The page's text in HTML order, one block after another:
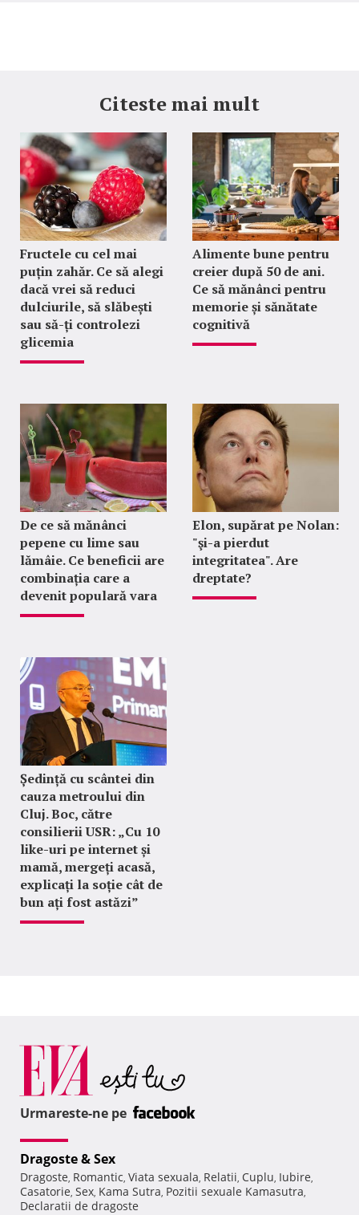
Citeste mai mult
Fructele cu cel mai
puțin zahăr. Ce să alegi
dacă vrei să reduci
dulciurile, să slăbești
sau să-ți controlezi
glicemia
Alimente bune pentru
creier după 50 de ani.
Ce să mănânci pentru
memorie și sănătate
cognitivă
De ce să mănânci
pepene cu lime sau
lămâie. Ce beneficii are
combinația care a
devenit populară vara
Elon, supărat pe Nolan:
"şi-a pierdut
integritatea". Are
dreptate?
Ședință cu scântei din
cauza metroului din
Cluj. Boc, către
consilierii USR: „Cu 10
like-uri pe internet și
mamă, mergeți acasă,
explicați la soție cât de
bun ați fost astăzi”
Urmareste-ne pe
Dragoste & Sex
Dragoste, Romantic, Viata sexuala, Relatii, Cuplu, Iubire,
Casatorie, Sex, Kama Sutra, Pozitii sexuale Kamasutra,
Declaratii de dragoste